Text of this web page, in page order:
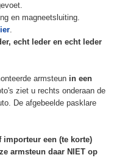
en magneetsluiting.
.
echt leder en echt leder
armsteun in een
ziet u rechts onderaan de
De afgebeelde pasklare
importeur een (te korte)
armsteun daar NIET op